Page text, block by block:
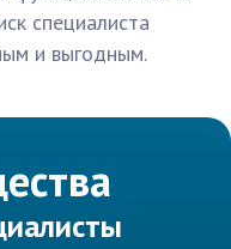
специалиста
и выгодным.